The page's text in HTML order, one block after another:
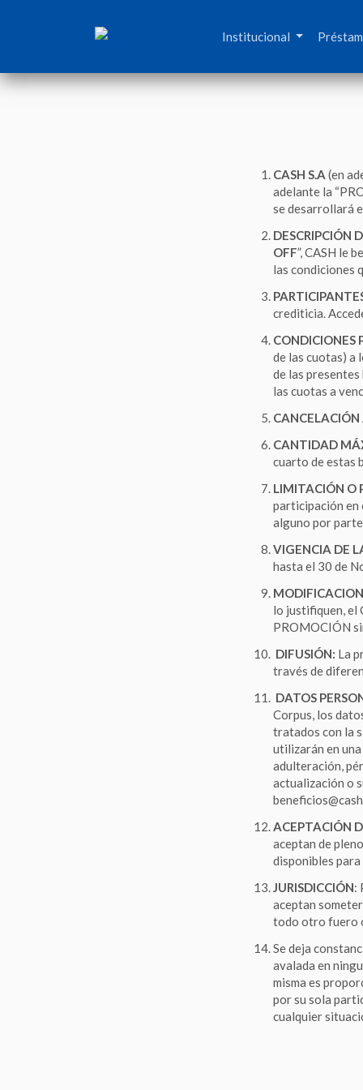
Institucional
CASH S.A (en
adelante la
se desarrollará
DESCRIPCIÓN
OFF”, CASH le
las condiciones
crediticia.
CONDICIONES
de las cuotas) a
de las presentes
las cuotas a
CANTIDAD
cuarto de estas
LIMITACIÓN O
participación en
alguno por
VIGENCIA DE
hasta el 30 de
lo justifiquen, el
PROMOCIÓN
DIFUSIÓN: La
través de
DATOS
Corpus, los
tratados con la
utilizarán en
adulteración,
actualización o
ACEPTACIÓN
aceptan de
disponibles para
JURISDICCIÓN:
aceptan
todo otro fuero
Se deja
avalada en
misma es
por su sola
cualquier